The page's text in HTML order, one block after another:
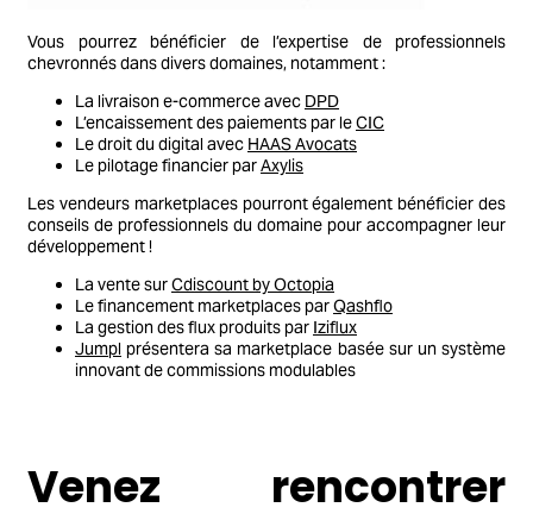
Vous pourrez bénéficier de l’expertise de professionnels
chevronnés dans divers domaines, notamment :
La livraison e-commerce avec DPD
L’encaissement des paiements par leCIC
Le droit du digital avec HAAS Avocats
Le pilotage financier parAxylis
Les vendeurs marketplaces pourront également bénéficier des
conseils de professionnels du domaine pour accompagner leur
développement !
La vente surCdiscount by Octopia
Le financement marketplaces parQashflo
La gestion des flux produits par Iziflux
Jumpl présentera sa marketplace basée sur un système
innovant de commissions modulables
Venez rencontrer